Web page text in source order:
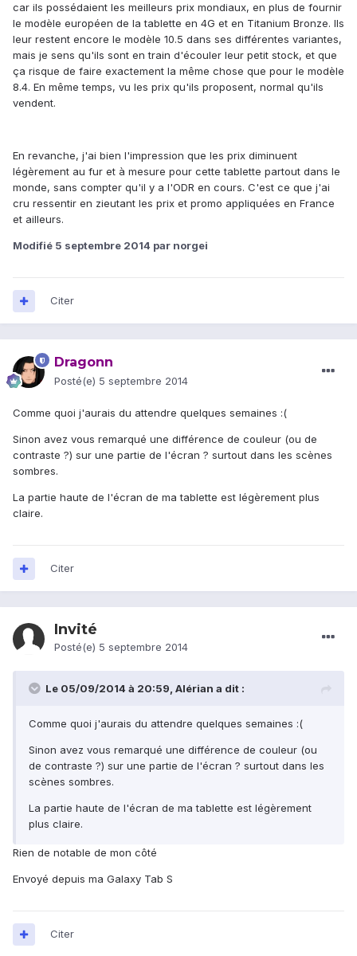
car ils possédaient les meilleurs prix mondiaux, en plus de fournir
le modèle européen de la tablette en 4G et en Titanium Bronze. Ils
leur restent encore le modèle 10.5 dans ses différentes variantes,
mais je sens qu'ils sont en train d'écouler leur petit stock, et que
ça risque de faire exactement la même chose que pour le modèle
8.4. En même temps, vu les prix qu'ils proposent, normal qu'ils
vendent.
En revanche, j'ai bien l'impression que les prix diminuent
légèrement au fur et à mesure pour cette tablette partout dans le
monde, sans compter qu'il y a l'ODR en cours. C'est ce que j'ai
cru ressentir en zieutant les prix et promo appliquées en France
et ailleurs.
Modifié 5 septembre 2014 par norgei
Citer
Dragonn
Posté(e) 5 septembre 2014
Comme quoi j'aurais du attendre quelques semaines :(
Sinon avez vous remarqué une différence de couleur (ou de
contraste ?) sur une partie de l'écran ? surtout dans les scènes
sombres.
La partie haute de l'écran de ma tablette est légèrement plus
claire.
Citer
Invité
Posté(e) 5 septembre 2014
Le 05/09/2014 à 20:59, Alérian a dit :
Comme quoi j'aurais du attendre quelques semaines :(
Sinon avez vous remarqué une différence de couleur (ou
de contraste ?) sur une partie de l'écran ? surtout dans les
scènes sombres.
La partie haute de l'écran de ma tablette est légèrement
plus claire.
Rien de notable de mon côté
Envoyé depuis ma Galaxy Tab S
Citer